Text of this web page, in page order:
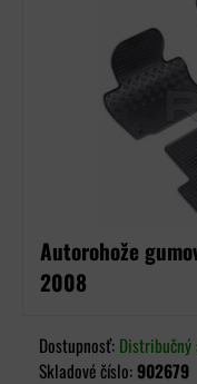
Autorohože
2008
Dostupnosť:
Skladové číslo:902679